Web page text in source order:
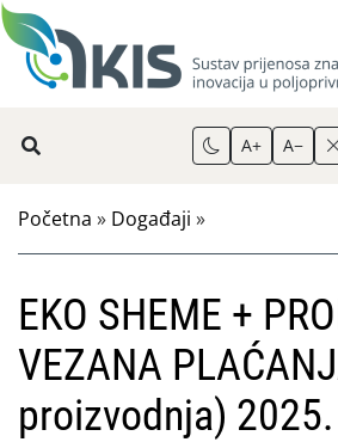
A+ A−
Početna » Događaji »
EKO SHEME +
VEZANA
proizvodnja) 2025.